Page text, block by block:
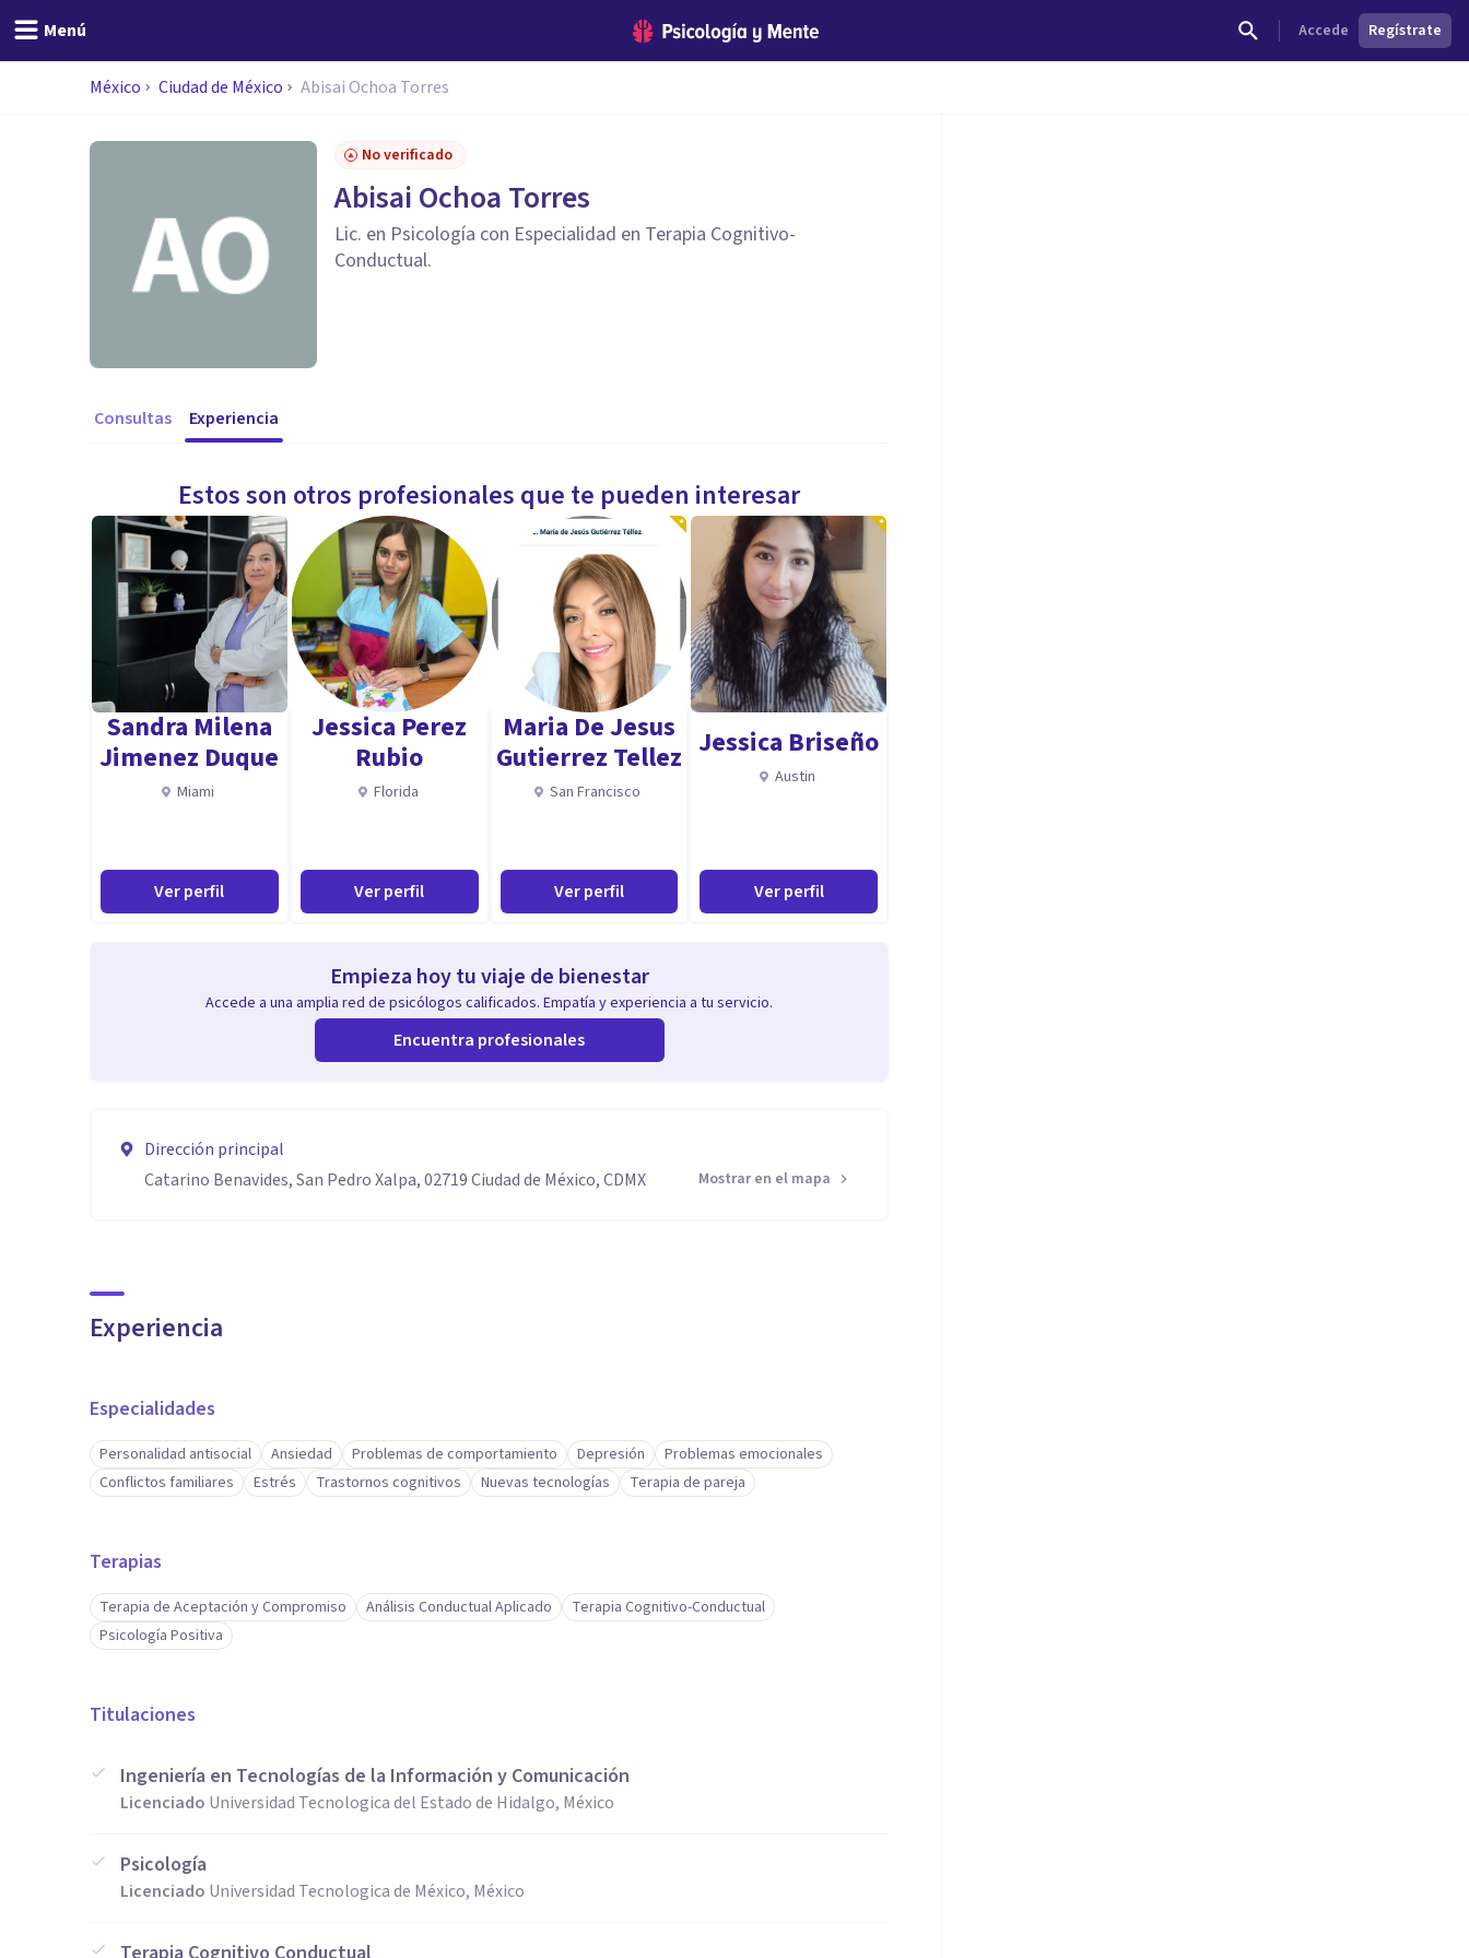
Menú Accede Regístrate
México Ciudad de México Abisai Ochoa Torres
No verificado
Abisai Ochoa Torres
Lic. en Psicología con Especialidad en Terapia Cognitivo-
Conductual.
Consultas Experiencia
Estos son otros profesionales que te pueden interesar
Sandra Milena
Jimenez Duque
Miami
Ver perfil
Jessica Perez
Rubio
Florida
Ver perfil
Maria De Jesus
Gutierrez Tellez
San Francisco
Ver perfil
Jessica Briseño
Austin
Ver perfil
Empieza hoy tu viaje de bienestar
Accede a una amplia red de psicólogos calificados. Empatía y experiencia a tu servicio.
Encuentra profesionales
Dirección principal
Catarino Benavides, San Pedro Xalpa, 02719 Ciudad de México, CDMX
Mostrar en el mapa
Experiencia
Especialidades
Personalidad antisocial Ansiedad Problemas de comportamiento Depresión
Problemas emocionales
Conflictos familiares
Estrés Trastornos cognitivos Nuevas tecnologías Terapia de pareja
Terapias
Terapia de Aceptación y Compromiso Análisis Conductual Aplicado
Terapia Cognitivo-Conductual
Psicología Positiva
Titulaciones
Ingeniería en Tecnologías de la Información y Comunicación
Licenciado Universidad Tecnologica del Estado de Hidalgo, México
Psicología
Licenciado Universidad Tecnologica de México, México